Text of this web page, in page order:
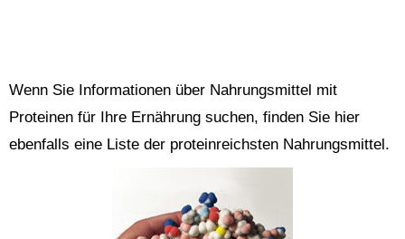
Wenn Sie Informationen über Nahrungsmittel mit
Proteinen für Ihre Ernährung suchen, finden Sie hier
ebenfalls eine Liste der proteinreichsten Nahrungsmittel.